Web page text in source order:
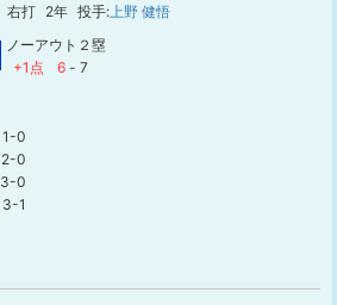
右打 2年 投手:上野 健悟
ノーアウト２塁
+1点
6 - 7
1-0
2-0
3-0
3-1